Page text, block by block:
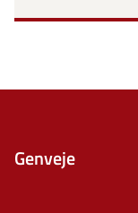
Genveje